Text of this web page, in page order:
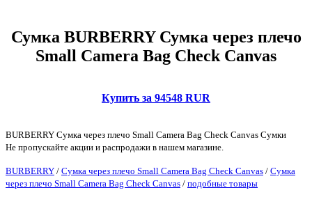
Сумка BURBERRY Сумка через плечо
Small Camera Bag Check Canvas
Купить за 94548 RUR
BURBERRY Сумка через плечо Small Camera Bag Check Canvas Сумки
Не пропускайте акции и распродажи в нашем магазине.
BURBERRY / Сумка через плечо Small Camera Bag Check Canvas / Сумка
через плечо Small Camera Bag Check Canvas / подобные товары